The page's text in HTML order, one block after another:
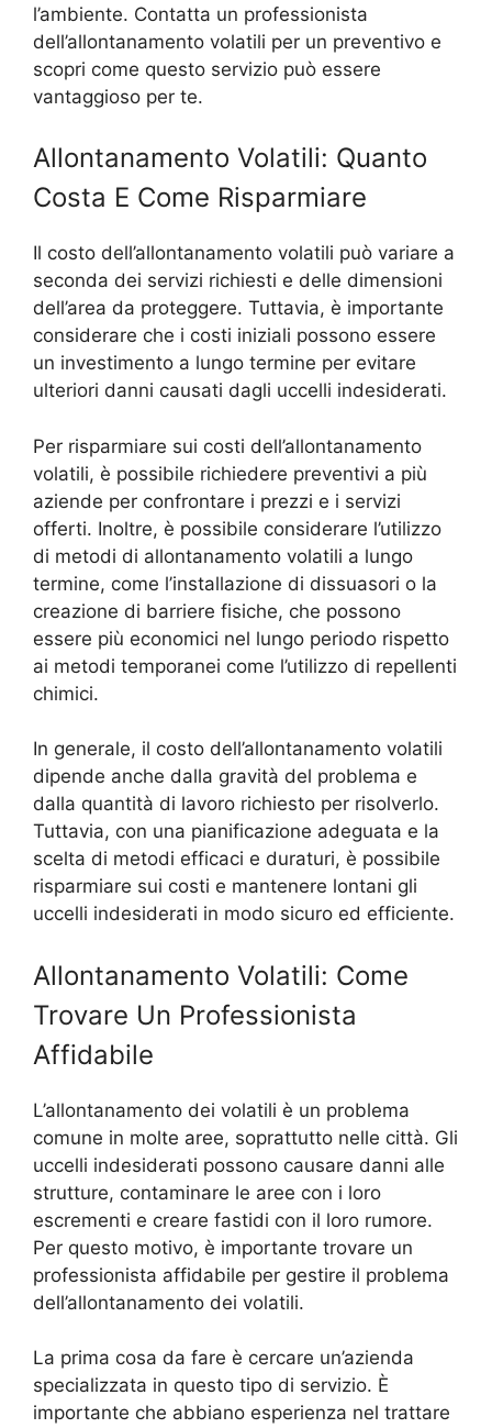
l’ambiente. Contatta un professionista
dell’allontanamento volatili per un preventivo e
scopri come questo servizio può essere
vantaggioso per te.
Allontanamento Volatili: Quanto
Costa E Come Risparmiare
Il costo dell’allontanamento volatili può variare a
seconda dei servizi richiesti e delle dimensioni
dell’area da proteggere. Tuttavia, è importante
considerare che i costi iniziali possono essere
un investimento a lungo termine per evitare
ulteriori danni causati dagli uccelli indesiderati.
Per risparmiare sui costi dell’allontanamento
volatili, è possibile richiedere preventivi a più
aziende per confrontare i prezzi e i servizi
offerti. Inoltre, è possibile considerare l’utilizzo
di metodi di allontanamento volatili a lungo
termine, come l’installazione di dissuasori o la
creazione di barriere fisiche, che possono
essere più economici nel lungo periodo rispetto
ai metodi temporanei come l’utilizzo di repellenti
chimici.
In generale, il costo dell’allontanamento volatili
dipende anche dalla gravità del problema e
dalla quantità di lavoro richiesto per risolverlo.
Tuttavia, con una pianificazione adeguata e la
scelta di metodi efficaci e duraturi, è possibile
risparmiare sui costi e mantenere lontani gli
uccelli indesiderati in modo sicuro ed efficiente.
Allontanamento Volatili: Come
Trovare Un Professionista
Affidabile
L’allontanamento dei volatili è un problema
comune in molte aree, soprattutto nelle città. Gli
uccelli indesiderati possono causare danni alle
strutture, contaminare le aree con i loro
escrementi e creare fastidi con il loro rumore.
Per questo motivo, è importante trovare un
professionista affidabile per gestire il problema
dell’allontanamento dei volatili.
La prima cosa da fare è cercare un’azienda
specializzata in questo tipo di servizio. È
importante che abbiano esperienza nel trattare